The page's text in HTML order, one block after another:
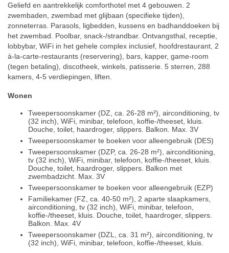
Geliefd en aantrekkelijk comforthotel met 4 gebouwen. 2
zwembaden, zwembad met glijbaan (specifieke tijden),
zonneterras. Parasols, ligbedden, kussens en badhanddoeken bij
het zwembad. Poolbar, snack-/strandbar. Ontvangsthal, receptie,
lobbybar, WiFi in het gehele complex inclusief, hoofdrestaurant, 2
à-la-carte-restaurants (reservering), bars, kapper, game-room
(tegen betaling), discotheek, winkels, patisserie. 5 sterren, 288
kamers, 4-5 verdiepingen, liften.
Wonen
Tweepersoonskamer (DZ, ca. 26-28 m²), airconditioning, tv
(32 inch), WiFi, minibar, telefoon, koffie-/theeset, kluis.
Douche, toilet, haardroger, slippers. Balkon. Max. 3V
Tweepersoonskamer te boeken voor alleengebruik (DES)
Tweepersoonskamer (DZP, ca. 26-28 m²), airconditioning,
tv (32 inch), WiFi, minibar, telefoon, koffie-/theeset, kluis.
Douche, toilet, haardroger, slippers. Balkon met
zwembadzicht. Max. 3V
Tweepersoonskamer te boeken voor alleengebruik (EZP)
Familiekamer (FZ, ca. 40-50 m²), 2 aparte slaapkamers,
airconditioning, tv (32 inch), WiFi, minibar, telefoon,
koffie-/theeset, kluis. Douche, toilet, haardroger, slippers.
Balkon. Max. 4V
Tweepersoonskamer (DZL, ca. 31 m²), airconditioning, tv
(32 inch), WiFi, minibar, telefoon, koffie-/theeset, kluis.